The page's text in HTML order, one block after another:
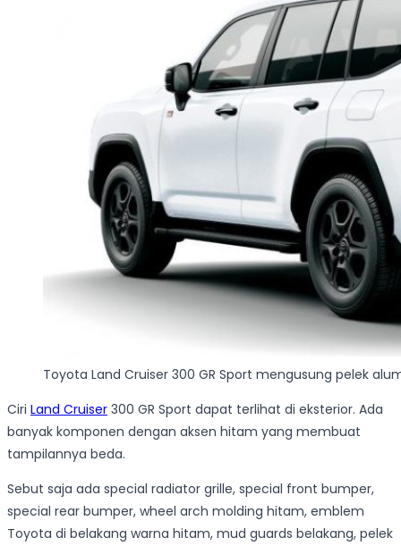
Toyota Land Cruiser 300 GR Sport mengusung pelek
Ciri Land Cruiser 300 GR Sport dapat terlihat di eksterior. Ada
banyak komponen dengan aksen hitam yang membuat
tampilannya beda.
Sebut saja ada special radiator grille, special front bumper,
special rear bumper, wheel arch molding hitam, emblem
Toyota di belakang warna hitam, mud guards belakang, pelek